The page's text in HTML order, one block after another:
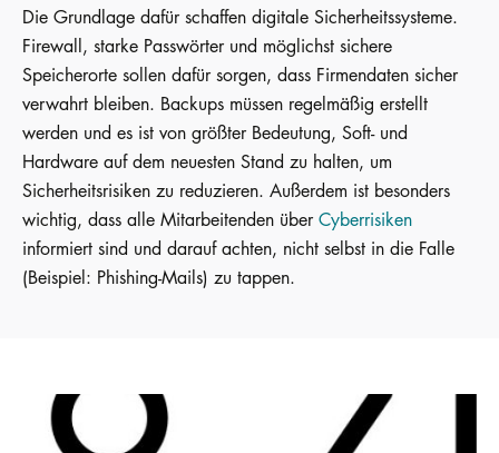
Die Grundlage dafür schaffen digitale Sicherheitssysteme.
Firewall, starke Passwörter und möglichst sichere
Speicherorte sollen dafür sorgen, dass Firmendaten sicher
verwahrt bleiben. Backups müssen regelmäßig erstellt
werden und es ist von größter Bedeutung, Soft- und
Hardware auf dem neuesten Stand zu halten, um
Sicherheitsrisiken zu reduzieren. Außerdem ist besonders
wichtig, dass alle Mitarbeitenden über Cyberrisiken
informiert sind und darauf achten, nicht selbst in die Falle
(Beispiel: Phishing-Mails) zu tappen.